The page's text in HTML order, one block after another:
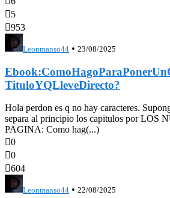
5
953
Leonmanso44 • 23/08/2025
TituloYQLleveDirecto?
Hola perdon es q no hay caracteres.
separa al principio los capitulos por LOS
PAGINA: Como hag(...)
0
0
604
Leonmanso44 • 22/08/2025